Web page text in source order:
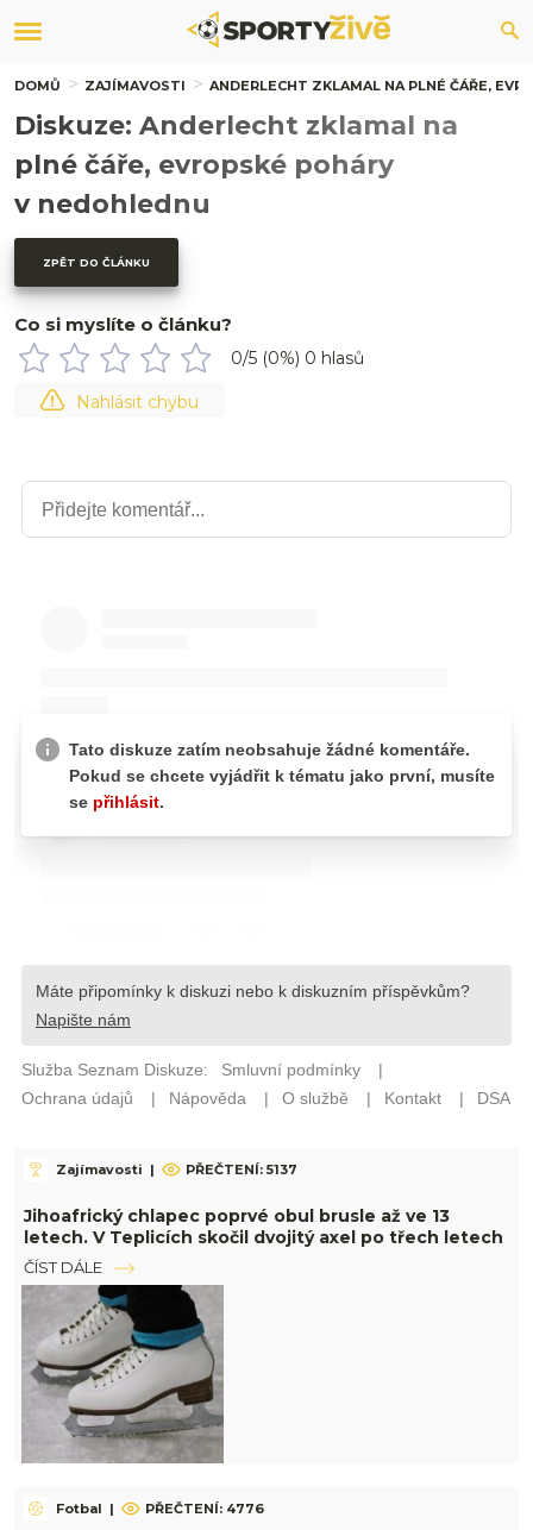
DOMŮ ZAJÍMAVOSTI ANDERLECHT ZKLAMAL NA PLNÉ ČÁŘE,
Diskuze: Anderlecht zklamal na
plné čáře, evropské poháry
v nedohlednu
ZPĚT DO ČLÁNKU
Co si myslíte o článku?
0/5 (0%) 0 hlasů
Nahlásit chybu
Zajímavosti | PŘEČTENÍ: 5137
Jihoafrický chlapec poprvé obul brusle až ve 13
letech. V Teplicích skočil dvojitý axel po třech letech
ČÍST DÁLE
Fotbal | PŘEČTENÍ: 4776